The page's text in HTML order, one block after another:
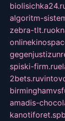
algoritm-
zebra-tlt.ru
spiski-firm.ru
2bets.ru
amadis-